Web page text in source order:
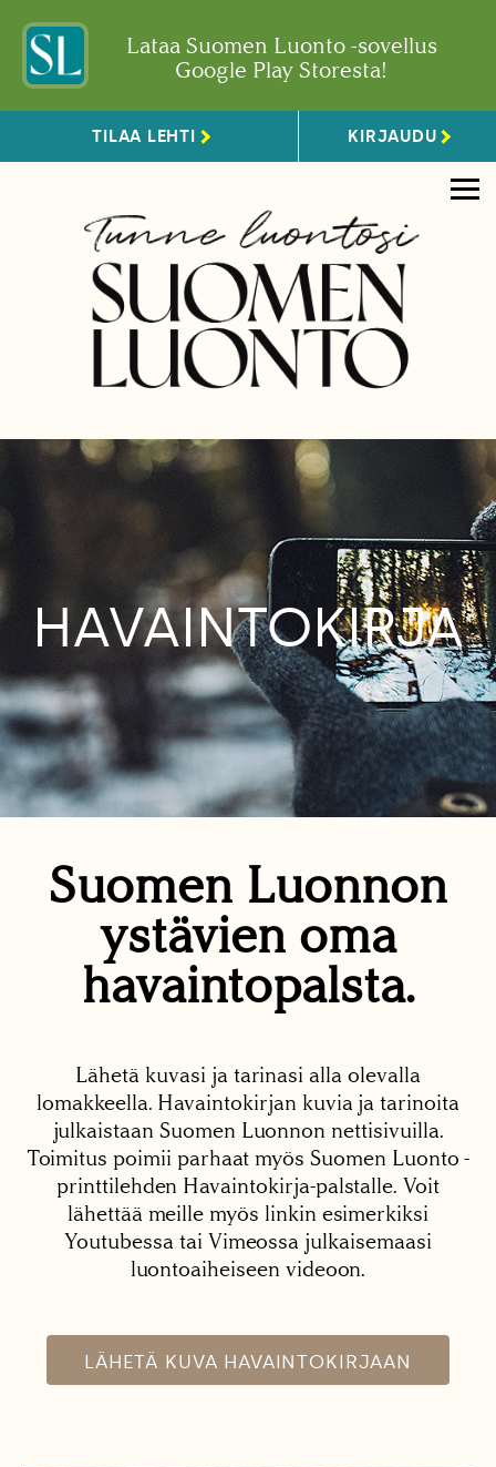
Lataa Suomen Luonto -sovellus
Google Play Storesta!
TILAA LEHTI KIRJAUDU
HAVAINTOKIRJA
Suomen Luonnon
ystävien oma
havaintopalsta.
Lähetä kuvasi ja tarinasi alla olevalla
lomakkeella. Havaintokirjan kuvia ja tarinoita
julkaistaan Suomen Luonnon nettisivuilla.
Toimitus poimii parhaat myös Suomen Luonto -
printtilehden Havaintokirja-palstalle. Voit
lähettää meille myös linkin esimerkiksi
Youtubessa tai Vimeossa julkaisemaasi
luontoaiheiseen videoon.
LÄHETÄ KUVA HAVAINTOKIRJAAN